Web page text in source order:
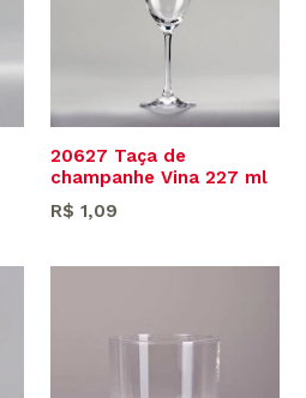
20627 Taça de
champanhe Vina 227 ml
Preço
R$ 1,09